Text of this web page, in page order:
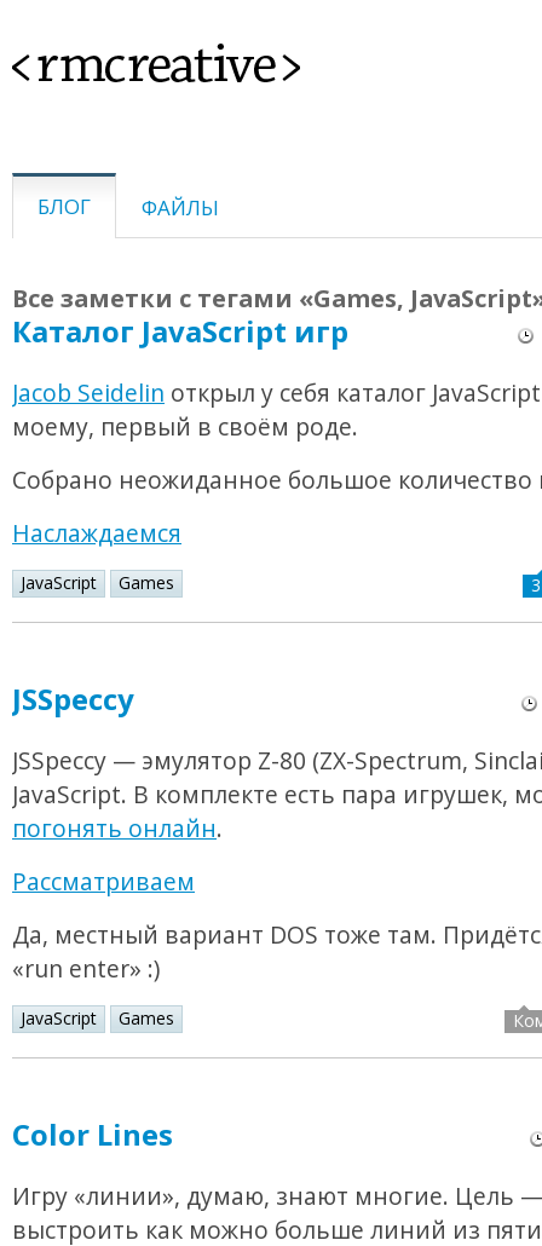
<rmcreative>
БЛОГ ФАЙЛЫ
Все заметки с тегами «Games,
Каталог JavaScript игр
Jacob Seidelin открыл у себя каталог
моему, первый в своём роде.
Собрано неожиданное большое количество
Наслаждаемся
JavaScript Games
JSSpeccy
JSSpeccy — эмулятор Z-80 (ZX-Spectrum,
JavaScript. В комплекте есть пара игрушек,
погонять онлайн.
Рассматриваем
Да, местный вариант DOS тоже там.
«run enter» :)
JavaScript Games
Color Lines
Игру «линии», думаю, знают многие. Цель —
выстроить как можно больше линий из пяти